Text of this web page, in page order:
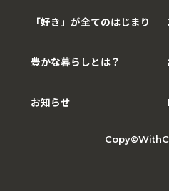
「好き」が全てのはじまり
豊かな暮らしとは？
お知らせ